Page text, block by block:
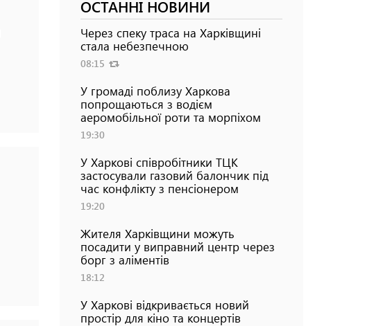
ОСТАННІ НОВИНИ
Через спеку траса на Харківщині
стала небезпечною
08:15
У громаді поблизу Харкова
попрощаються з водієм
аеромобільної роти та морпіхом
19:30
У Харкові співробітники ТЦК
застосували газовий балончик під
час конфлікту з пенсіонером
19:20
Жителя Харківщини можуть
посадити у виправний центр через
борг з аліментів
18:12
У Харкові відкривається новий
простір для кіно та концертів